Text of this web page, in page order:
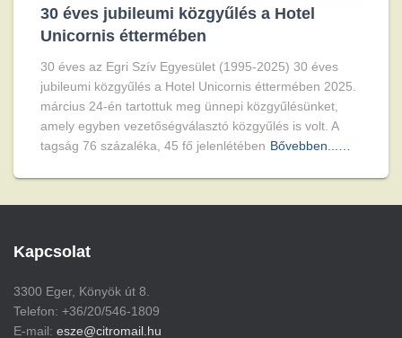
30 éves jubileumi közgyűlés a Hotel
Unicornis éttermében
30 éves az Egri Szív Egyesület (1995-2025) 30 éves
jubileumi közgyűlés a Hotel Unicornis éttermében 2025.
március 24-én tartottuk meg ünnepi közgyűlésünket,
amely egyben vezetőségválasztó közgyűlés is volt. A
tagság 76 százaléka, 45 fő jelenlétében Bővebben...…
Kapcsolat
3300 Eger, Könyök út 8.
Telefon: +36/20/546-1809
E-mail: esze@citromail.hu